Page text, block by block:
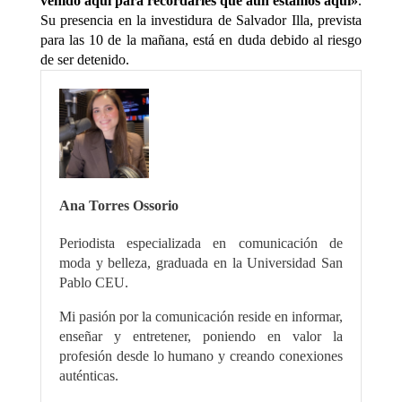
Su presencia en la investidura de Salvador Illa, prevista
para las 10 de la mañana, está en duda debido al riesgo
de ser detenido.
Ana Torres Ossorio
Periodista especializada en comunicación de
moda y belleza, graduada en la Universidad San
Pablo CEU.
Mi pasión por la comunicación reside en informar,
enseñar y entretener, poniendo en valor la
profesión desde lo humano y creando conexiones
auténticas.